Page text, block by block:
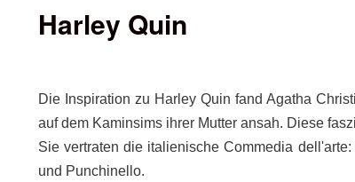
Harley Quin
Die Inspiration zu Harley Quin fand Agatha
auf dem Kaminsims ihrer Mutter ansah. Diese
Sie vertraten die italienische Commedia
und Punchinello.